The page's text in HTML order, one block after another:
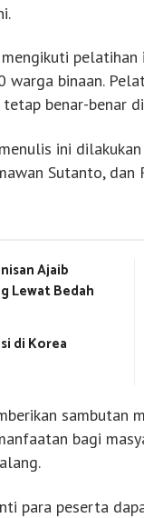
warga binaan.
benar-benar
ini
Sutanto, dan
Ajaib
Lewat Bedah
di Korea
sambutan
bagi
para peserta